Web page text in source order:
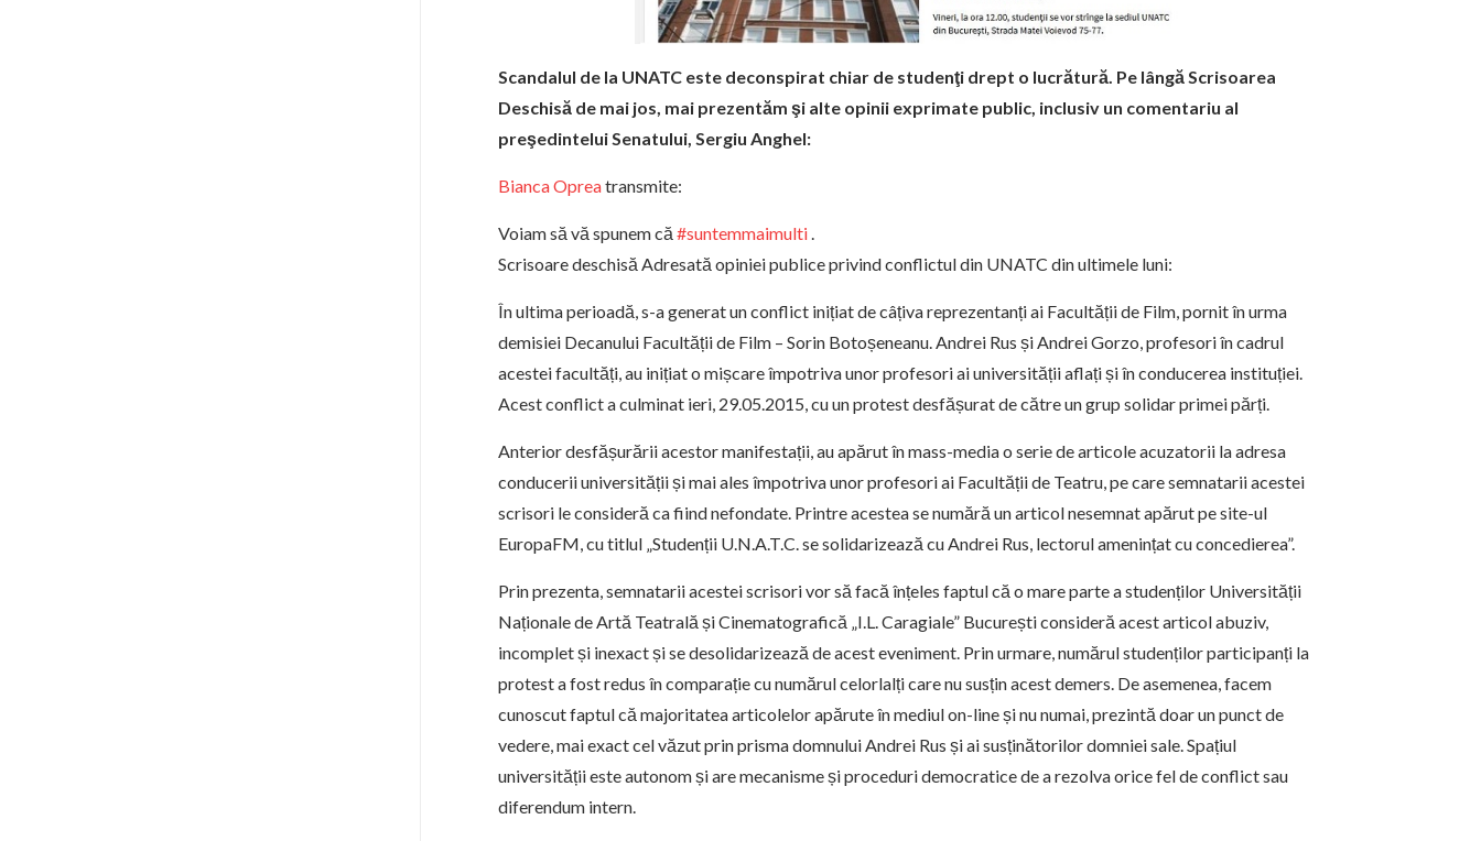
Scandalul de la UNATC este deconspirat chiar de studenţi drept o lucrătură. Pe lângă Scrisoarea
Deschisă de mai jos, mai prezentăm şi alte opinii exprimate public, inclusiv un comentariu al
preşedintelui Senatului, Sergiu Anghel:
Bianca Opreatransmite:
Voiam să vă spunem că ‪#‎suntemmaimulti‬
Scrisoare deschisă Adresată opiniei publice privind conflictul din UNATC din ultimele luni:
În ultima perioadă, s-a generat un conflict inițiat de câțiva reprezentanți ai Facultății de Film, pornit în urma
demisiei Decanului Facultății de Film – Sorin Botoșeneanu. Andrei Rus și Andrei Gorzo, profesori în cadrul
acestei facultăți, au inițiat o mișcare împotriva unor profesori ai universității aflați și în conducerea instituției.
Acest conflict a culminat ieri, 29.05.2015, cu un protest desfășurat de către un grup solidar primei părți.
Anterior desfășurării acestor manifestații, au apărut în mass-media o serie de articole acuzatorii la adresa
conducerii universității și mai ales împotriva unor profesori ai Facultății de Teatru, pe care semnatarii acestei
scrisori le consideră ca fiind nefondate. Printre acestea se numără un articol nesemnat apărut pe site-ul
EuropaFM, cu titlul „Studenții U.N.A.T.C. se solidarizează cu Andrei Rus, lectorul amenințat cu concedierea”.
Prin prezenta, semnatarii acestei scrisori vor să facă înțeles faptul că o mare parte a studenților Universității
Naționale de Artă Teatrală și Cinematografică „I.L. Caragiale” București consideră acest articol abuziv,
incomplet și inexact și se desolidarizează de acest eveniment. Prin urmare, numărul studenților participanți la
protest a fost redus în comparație cu numărul celorlalți care nu susțin acest demers. De asemenea, facem
cunoscut faptul că majoritatea articolelor apărute în mediul on-line și nu numai, prezintă doar un punct de
vedere, mai exact cel văzut prin prisma domnului Andrei Rus și ai susținătorilor domniei sale. Spațiul
universității este autonom și are mecanisme și proceduri democratice de a rezolva orice fel de conflict sau
diferendum intern.